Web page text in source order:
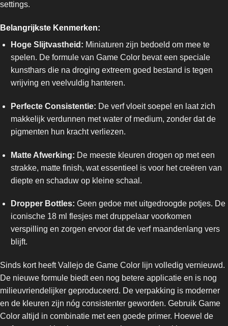
settings.
Belangrijkste Kenmerken:
Hoge Slijtvastheid: Miniaturen zijn bedoeld om mee te
spelen. De formule van Game Color bevat een speciale
kunsthars die na droging extreem goed bestand is tegen
wrijving en veelvuldig hanteren.
Perfecte Consistentie: De verf vloeit soepel en laat zich
makkelijk verdunnen met water of medium, zonder dat de
pigmenten hun kracht verliezen.
Matte Afwerking: De meeste kleuren drogen op met een
strakke, matte finish, wat essentieel is voor het creëren van
diepte en schaduw op kleine schaal.
Dropper Bottles: Geen gedoe met uitgedroogde potjes. De
iconische 18 ml flesjes met druppelaar voorkomen
verspilling en zorgen ervoor dat de verf maandenlang vers
blijft.
Sinds kort heeft Vallejo de Game Color lijn volledig vernieuwd.
De nieuwe formule biedt een nog betere applicatie en is nog
milieuvriendelijker geproduceerd. De verpakking is moderner
en de kleuren zijn nóg consistenter geworden. Gebruik Game
Color altijd in combinatie met een goede primer. Hoewel de